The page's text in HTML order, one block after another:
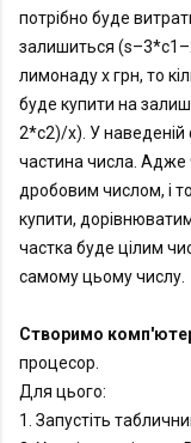
потрібно буде
залишиться
лимонаду x грн, то
буде купити на
2*c2)/x). У наведеній
частина числа.
дробовим числом, і
купити,
частка буде цілим
самому цьому числу.
Створимо
процесор.
Для цього:
1. Запустіть